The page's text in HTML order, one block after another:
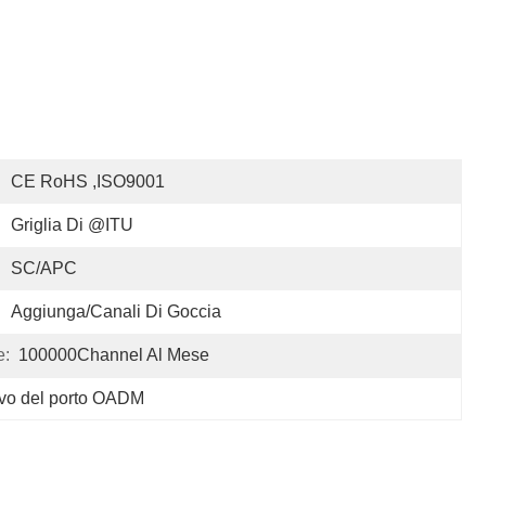
CE RoHS ,ISO9001
Griglia Di @ITU
SC/APC
Aggiunga/canali Di Goccia
100000Channel Al Mese
del porto OADM